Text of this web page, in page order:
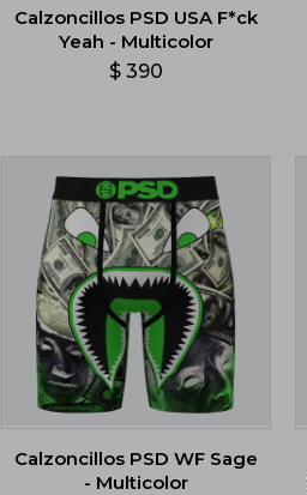
Calzoncillos PSD USA F*ck
Yeah - Multicolor
$ 390
Calzoncillos PSD WF Sage
- Multicolor